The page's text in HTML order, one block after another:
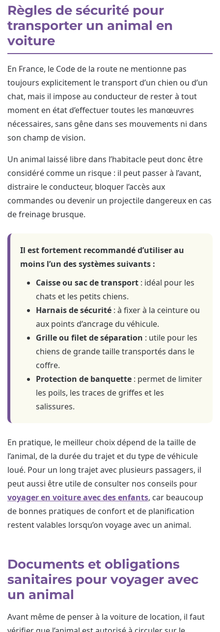
Règles de sécurité pour
transporter un animal en
voiture
En France, le Code de la route ne mentionne pas
toujours explicitement le transport d’un chien ou d’un
chat, mais il impose au conducteur de rester à tout
moment en état d’effectuer toutes les manœuvres
nécessaires, sans gêne dans ses mouvements ni dans
son champ de vision.
Un animal laissé libre dans l’habitacle peut donc être
considéré comme un risque : il peut passer à l’avant,
distraire le conducteur, bloquer l’accès aux
commandes ou devenir un projectile dangereux en cas
de freinage brusque.
Il est fortement recommandé d’utiliser au
moins l’un des systèmes suivants :
Caisse ou sac de transport : idéal pour les
chats et les petits chiens.
Harnais de sécurité : à fixer à la ceinture ou
aux points d’ancrage du véhicule.
Grille ou filet de séparation : utile pour les
chiens de grande taille transportés dans le
coffre.
Protection de banquette : permet de limiter
les poils, les traces de griffes et les
salissures.
En pratique, le meilleur choix dépend de la taille de
l’animal, de la durée du trajet et du type de véhicule
loué. Pour un long trajet avec plusieurs passagers, il
peut aussi être utile de consulter nos conseils pour
voyager en voiture avec des enfants, car beaucoup
de bonnes pratiques de confort et de planification
restent valables lorsqu’on voyage avec un animal.
Documents et obligations
sanitaires pour voyager avec
un animal
Avant même de penser à la voiture de location, il faut